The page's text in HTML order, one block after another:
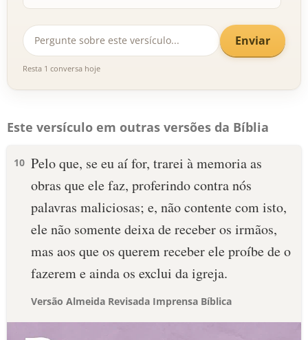
Enviar
Resta 1 conversa hoje
Este versículo em outras versões da Bíblia
10 Pelo que, se eu aí for, trarei à memoria as
obras que ele faz, proferindo contra nós
palavras maliciosas; e, não contente com isto,
ele não somente deixa de receber os irmãos,
mas aos que os querem receber ele proíbe de o
fazerem e ainda os exclui da igreja.
Versão Almeida Revisada Imprensa Bíblica